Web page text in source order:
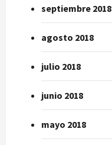
septiembre 2018
agosto 2018
julio 2018
junio 2018
mayo 2018